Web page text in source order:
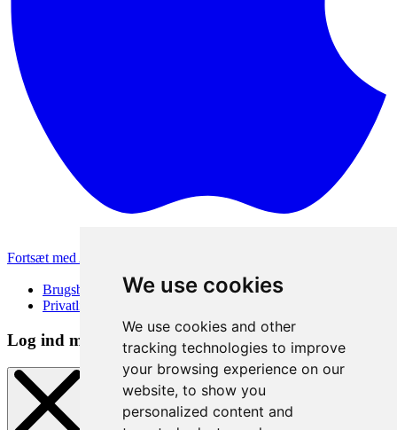
We use cookies
We use cookies and other
tracking technologies to improve
your browsing experience on our
website, to show you
personalized content and
Fortsæt med Apple
Brugsbetingelser
Privatlivspolitik
Log ind metode